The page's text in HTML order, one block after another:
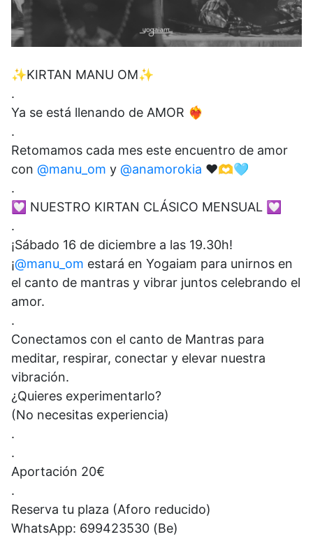
✨KIRTAN MANU OM✨
.
Ya se está llenando de AMOR ❤️‍🔥
.
Retomamos cada mes este encuentro de amor
con @manu_om y @anamorokia ♥️🫶🩵
.
💟 NUESTRO KIRTAN CLÁSICO MENSUAL 💟
.
¡Sábado 16 de diciembre a las 19.30h!
¡@manu_om estará en Yogaiam para unirnos en
el canto de mantras y vibrar juntos celebrando el
amor.
.
Conectamos con el canto de Mantras para
meditar, respirar, conectar y elevar nuestra
vibración.
¿Quieres experimentarlo?
(No necesitas experiencia)
.
.
Aportación 20€
.
Reserva tu plaza (Aforo reducido)
WhatsApp: 699423530 (Be)